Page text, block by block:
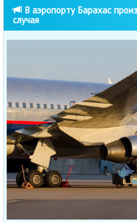
В аэропорту Барахас
случая